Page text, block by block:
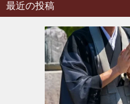
最近の投稿